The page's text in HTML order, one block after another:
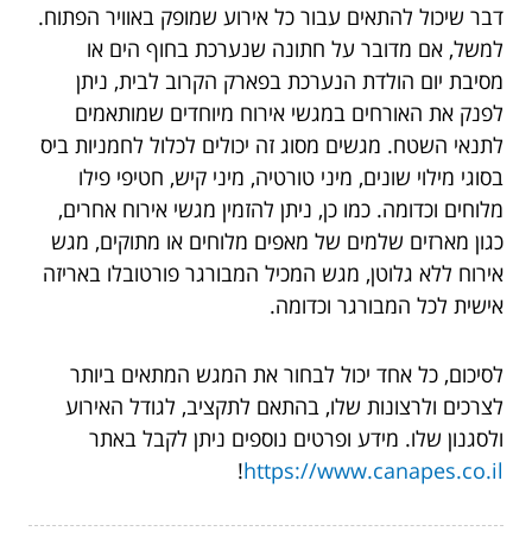
דבר שיכול להתאים עבור כל אירוע שמופק באוויר הפתוח.
למשל, אם מדובר על חתונה שנערכת בחוף הים או
מסיבת יום הולדת הנערכת בפארק הקרוב לבית, ניתן
לפנק את האורחים במגשי אירוח מיוחדים שמותאמים
לתנאי השטח. מגשים מסוג זה יכולים לכלול לחמניות ביס
בסוגי מילוי שונים, מיני טורטיה, מיני קיש, חטיפי פילו
מלוחים וכדומה. כמו כן, ניתן להזמין מגשי אירוח אחרים,
כגון מארזים שלמים של מאפים מלוחים או מתוקים, מגש
אירוח ללא גלוטן, מגש המכיל המבורגר פורטובלו באריזה
אישית לכל המבורגר וכדומה.
לסיכום, כל אחד יכול לבחור את המגש המתאים ביותר
לצרכים ולרצונות שלו, בהתאם לתקציב, לגודל האירוע
ולסגנון שלו. מידע ופרטים נוספים ניתן לקבל באתר
https://www.canapes.co.il
!